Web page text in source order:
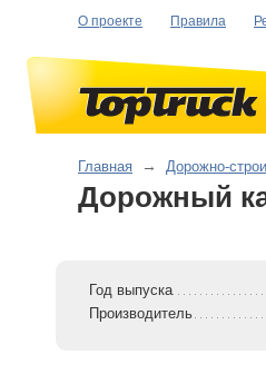
О проекте Правила
Главная → Дорожно-
Дорожный
Год выпуска
Производитель